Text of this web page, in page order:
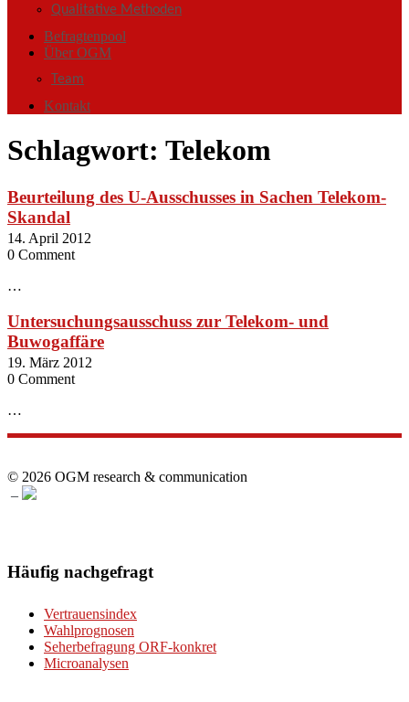
Qualitative Methoden
Befragtenpool
Über OGM
Team
Kontakt
Schlagwort: Telekom
Beurteilung des U-Ausschusses in Sachen Telekom-
Skandal
14. April 2012
0 Comment
…
Untersuchungsausschuss zur Telekom- und
Buwogaffäre
19. März 2012
0 Comment
…
© 2026 OGM research & communication
–
Häufig nachgefragt
Vertrauensindex
Wahlprognosen
Seherbefragung ORF-konkret
Microanalysen